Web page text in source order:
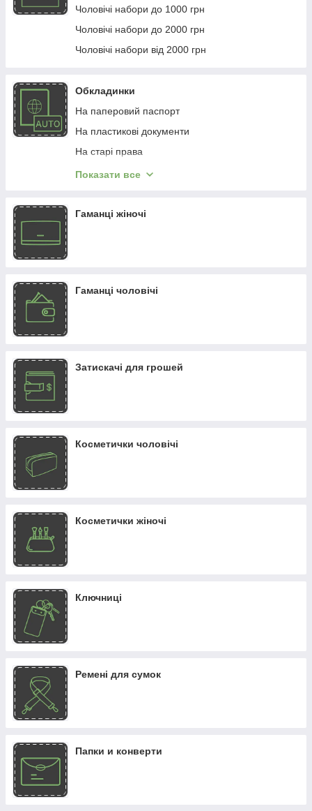
Чоловічі набори до 1000 грн
Чоловічі набори до 2000 грн
Чоловічі набори від 2000 грн
Обкладинки
На паперовий паспорт
На пластикові документи
На старі права
Обкладинки 2 в 1: паспорт та права
Показати все
Гаманці жіночі
Гаманці чоловічі
Затискачі для грошей
Косметички чоловічі
Косметички жіночі
Ключниці
Ремені для сумок
Папки и конверти